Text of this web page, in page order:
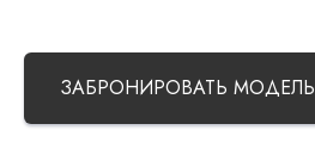
ЗАБРОНИРОВАТЬ МОДЕЛЬ